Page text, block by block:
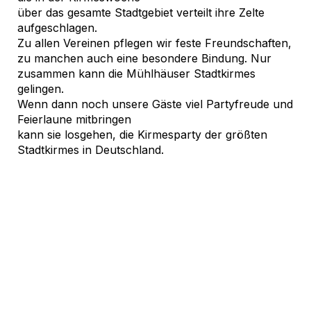
über das gesamte Stadtgebiet verteilt ihre Zelte
aufgeschlagen.
Zu allen Vereinen pflegen wir feste Freundschaften,
zu manchen auch eine besondere Bindung. Nur
zusammen kann die Mühlhäuser Stadtkirmes
gelingen.
Wenn dann noch unsere Gäste viel Partyfreude und
Feierlaune mitbringen
kann sie losgehen, die Kirmesparty der größten
Stadtkirmes in Deutschland.